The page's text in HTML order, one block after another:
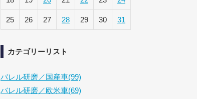
25 26 27 28 29 30 31
カテゴリーリスト
バレル研磨／国産車(99)
バレル研磨／欧米車(69)